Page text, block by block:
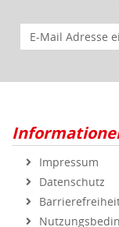
E-Mail für
Impressum
Datenschutz